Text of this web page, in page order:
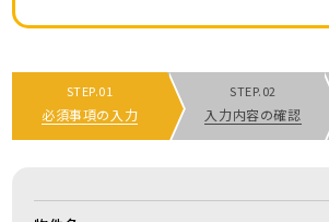
STEP.01
必須事項の入力
STEP.02
入力内容の確認